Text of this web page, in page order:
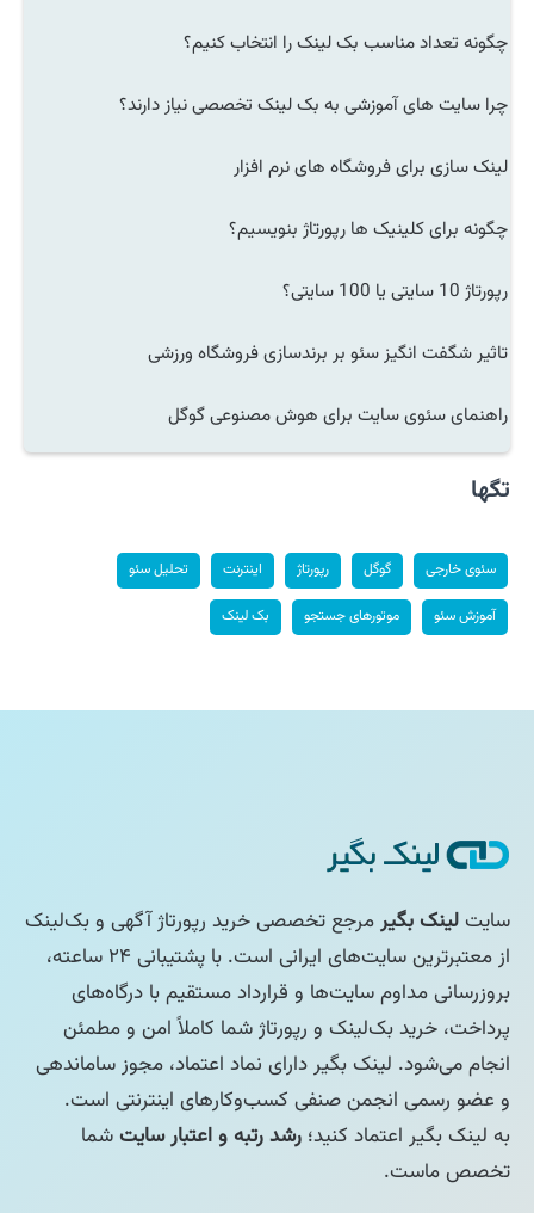
چگونه تعداد مناسب بک لینک را انتخاب کنیم؟
چرا سایت های آموزشی به بک لینک تخصصی نیاز دارند؟
لینک سازی برای فروشگاه های نرم افزار
چگونه برای کلینیک ها رپورتاژ بنویسیم؟
رپورتاژ 10 سایتی یا 100 سایتی؟
تاثیر شگفت انگیز سئو بر برندسازی فروشگاه ورزشی
راهنمای سئوی سایت برای هوش مصنوعی گوگل
تگها
سئوی خارجی گوگل رپورتاژ اینترنت تحلیل سئو
آموزش سئو موتورهای جستجو بک لینک
سایتلینک بگیرمرجع تخصصی خرید رپورتاژ آگهی و بک‌لینک
از معتبرترین سایت‌های ایرانی است. با پشتیبانی ۲۴ ساعته،
بروزرسانی مداوم سایت‌ها و قرارداد مستقیم با درگاه‌های
پرداخت، خرید بک‌لینک و رپورتاژ شما کاملاً امن و مطمئن
انجام می‌شود. لینک بگیر دارای نماد اعتماد، مجوز ساماندهی
و عضو رسمی انجمن صنفی کسب‌وکارهای اینترنتی است.
به لینک بگیر اعتماد کنید؛ رشد رتبه و اعتبار سایتشما
تخصص ماست.